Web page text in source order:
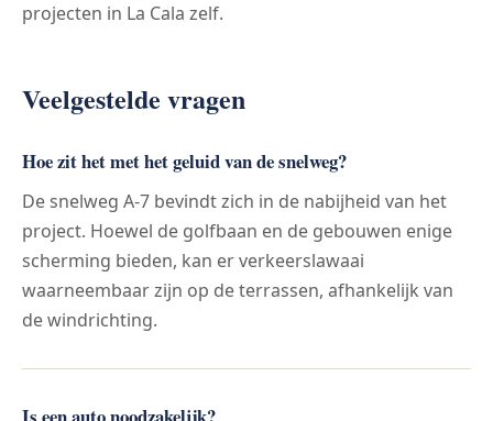
projecten in La Cala zelf.
Veelgestelde vragen
Hoe zit het met het geluid van de snelweg?
De snelweg A-7 bevindt zich in de nabijheid van het
project. Hoewel de golfbaan en de gebouwen enige
scherming bieden, kan er verkeerslawaai
waarneembaar zijn op de terrassen, afhankelijk van
de windrichting.